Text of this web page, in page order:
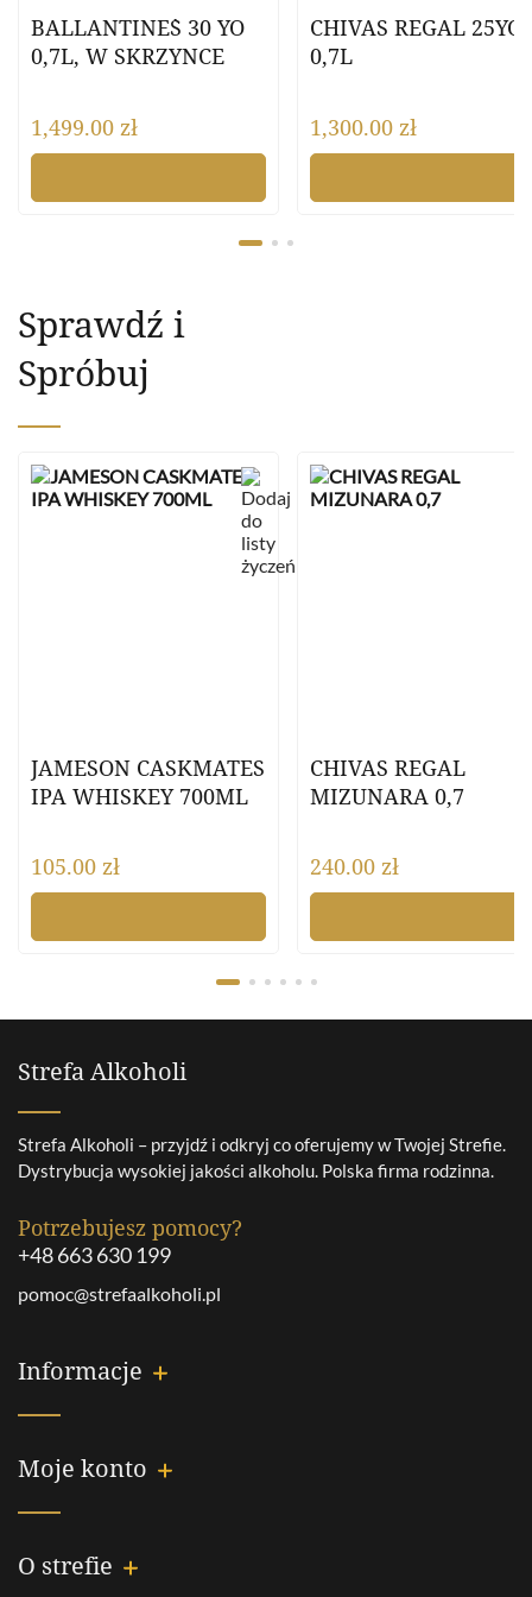
BALLANTINE`S 30 YO
0,7L, W SKRZYNCE
1,499.00 zł
CHIVAS REGAL 25YO
0,7L
1,300.00 zł
Sprawdź i
Spróbuj
JAMESON CASKMATES
IPA WHISKEY 700ML
105.00 zł
CHIVAS REGAL
MIZUNARA 0,7
240.00 zł
Strefa Alkoholi
Strefa Alkoholi – przyjdź i odkryj co oferujemy w Twojej Strefie.
Dystrybucja wysokiej jakości alkoholu. Polska firma rodzinna.
Potrzebujesz pomocy?
+48 663 630 199
pomoc@strefaalkoholi.pl
Informacje
Moje konto
O strefie